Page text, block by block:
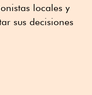
locales y
sus decisiones